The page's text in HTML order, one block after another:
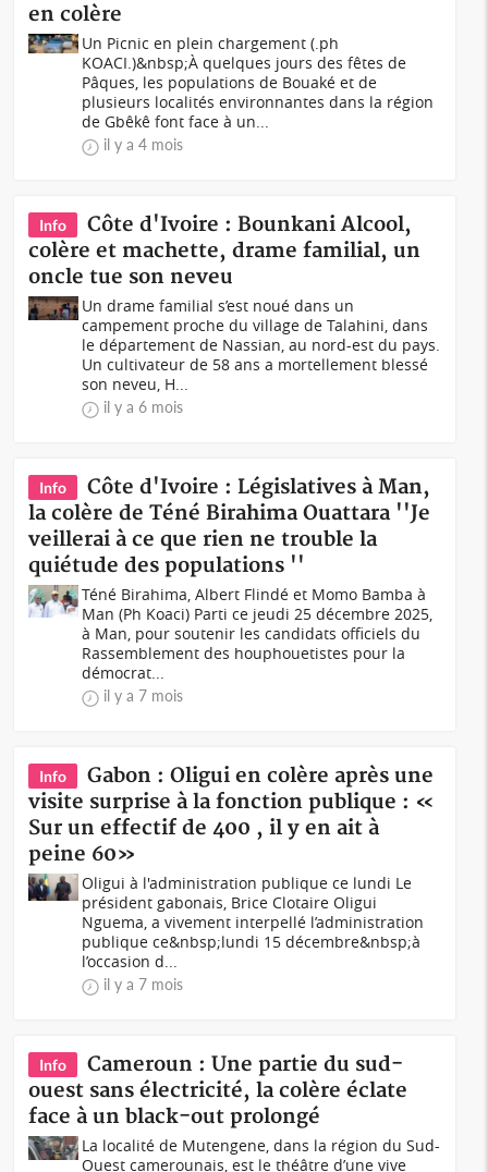
en colère
Un Picnic en plein chargement (.ph
KOACI.)&nbsp;À quelques jours des fêtes de
Pâques, les populations de Bouaké et de
plusieurs localités environnantes dans la région
de Gbêkê font face à un...
il y a 4 mois
Info
Côte d'Ivoire : Bounkani Alcool,
colère et machette, drame familial, un
oncle tue son neveu
Un drame familial s’est noué dans un
campement proche du village de Talahini, dans
le département de Nassian, au nord-est du pays.
Un cultivateur de 58 ans a mortellement blessé
son neveu, H...
il y a 6 mois
Info
Côte d'Ivoire : Législatives à Man,
la colère de Téné Birahima Ouattara ''Je
veillerai à ce que rien ne trouble la
quiétude des populations ''
Téné Birahima, Albert Flindé et Momo Bamba à
Man (Ph Koaci) Parti ce jeudi 25 décembre 2025,
à Man, pour soutenir les candidats officiels du
Rassemblement des houphouetistes pour la
démocrat...
il y a 7 mois
Info
Gabon : Oligui en colère après une
visite surprise à la fonction publique : «
Sur un effectif de 400 , il y en ait à
peine 60»
Oligui à l'administration publique ce lundi Le
président gabonais, Brice Clotaire Oligui
Nguema, a vivement interpellé l’administration
publique ce&nbsp;lundi 15 décembre&nbsp;à
l’occasion d...
il y a 7 mois
Info
Cameroun : Une partie du sud-
ouest sans électricité, la colère éclate
face à un black-out prolongé
La localité de Mutengene, dans la région du Sud-
Ouest camerounais, est le théâtre d’une vive